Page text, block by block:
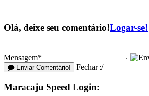
Olá, deixe seu comentário!Logar-se!
Mensagem*
Enviar Comentário! Fechar :/
Maracaju Speed Login: